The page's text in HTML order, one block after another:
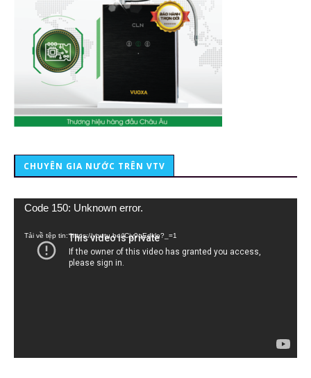
CHUYÊN GIA NƯỚC TRÊN VTV
Trình
Code 150: Unknown error.
Tải về tệp tin: https://youtu.be/lCiy9qEdklo?_=1